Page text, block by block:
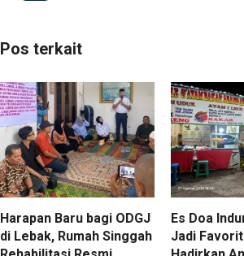
Pos terkait
Harapan Baru bagi ODGJ
di Lebak, Rumah Singgah
Es Doa
Jadi